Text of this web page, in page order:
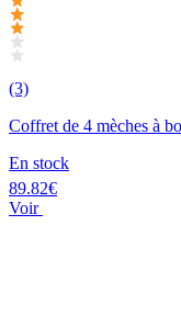
(3)
Coffret de 4 mèches à
En stock
89.82€
Voir